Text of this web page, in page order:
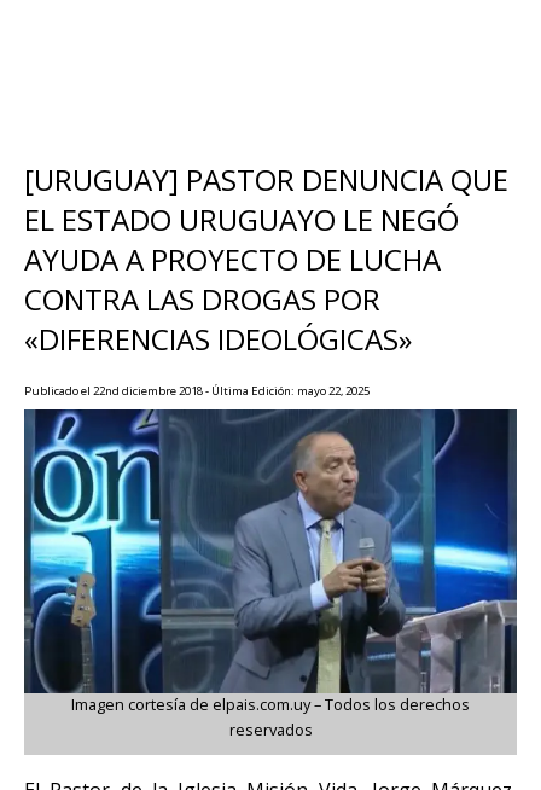
[URUGUAY] PASTOR DENUNCIA QUE
EL ESTADO URUGUAYO LE NEGÓ
AYUDA A PROYECTO DE LUCHA
CONTRA LAS DROGAS POR
«DIFERENCIAS IDEOLÓGICAS»
Publicado el 22nd diciembre 2018 - Última Edición: mayo 22, 2025
Imagen cortesía de elpais.com.uy – Todos los derechos
reservados